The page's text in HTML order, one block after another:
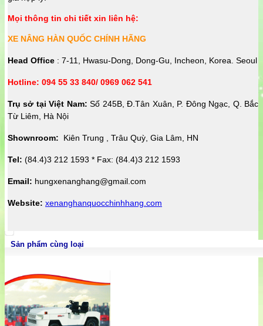
Mọi thông tin chi tiết xin liên hệ:
XE NÂNG HÀN QUỐC CHÍNH HÃNG
Head Office : 7-11, Hwasu-Dong, Dong-Gu, Incheon, Korea. Seoul
Hotline: 094 55 33 840/ 0969 062 541
Trụ sở tại Việt Nam: Số 245B, Đ.Tân Xuân, P. Đông Ngạc, Q. Bắc
Từ Liêm, Hà Nội
Shownroom: Kiên Trung , Trâu Quỳ, Gia Lâm, HN
Tel: (84.4)3 212 1593 * Fax: (84.4)3 212 1593
Email: hungxenanghang@gmail.com
Website: xenanghanquocchinhhang.com
Sản phẩm cùng loại